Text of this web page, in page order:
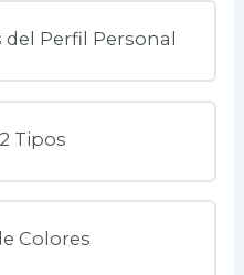
Perfil Personal
Tipos
Colores